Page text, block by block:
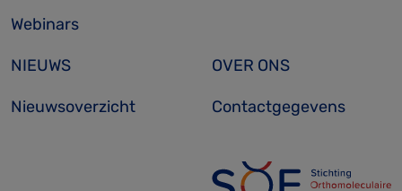
Webinars
NIEUWS
Nieuwsoverzicht
OVER ONS
Contactgegevens